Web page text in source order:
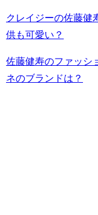
クレイジーの佐藤健
供も可愛い？
佐藤健寿のファッシ
ネのブランドは？